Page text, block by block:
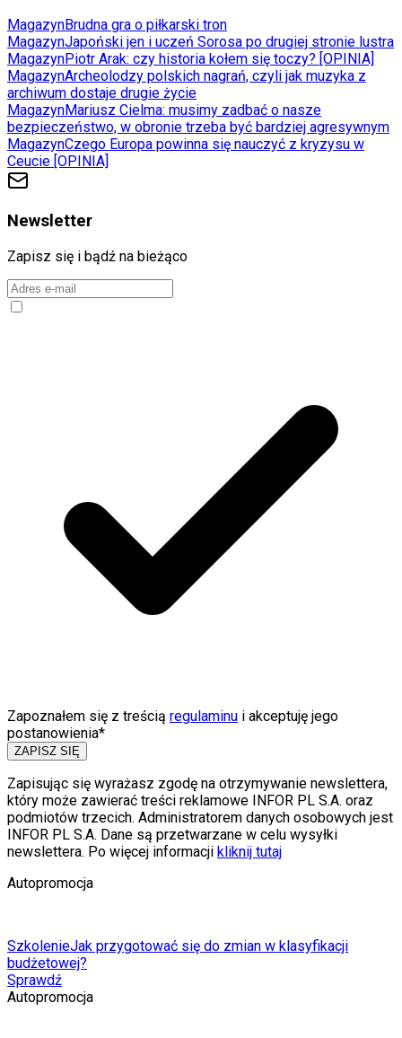
MagazynBrudna gra o piłkarski tron
MagazynJapoński jen i uczeń Sorosa po drugiej stronie lustra
MagazynPiotr Arak: czy historia kołem się toczy? [OPINIA]
MagazynArcheolodzy polskich nagrań, czyli jak muzyka z
archiwum dostaje drugie życie
MagazynMariusz Cielma: musimy zadbać o nasze
bezpieczeństwo, w obronie trzeba być bardziej agresywnym
MagazynCzego Europa powinna się nauczyć z kryzysu w
Ceucie [OPINIA]
Newsletter
Zapisz się i bądź na bieżąco
Zapoznałem się z treścią regulaminu i akceptuję jego
postanowienia*
ZAPISZ SIĘ
Zapisując się wyrażasz zgodę na otrzymywanie newslettera,
który może zawierać treści reklamowe INFOR PL S.A. oraz
podmiotów trzecich. Administratorem danych osobowych jest
INFOR PL S.A. Dane są przetwarzane w celu wysyłki
newslettera. Po więcej informacji kliknij tutaj
Autopromocja
SzkolenieJak przygotować się do zmian w klasyfikacji
budżetowej?
Sprawdź
Autopromocja